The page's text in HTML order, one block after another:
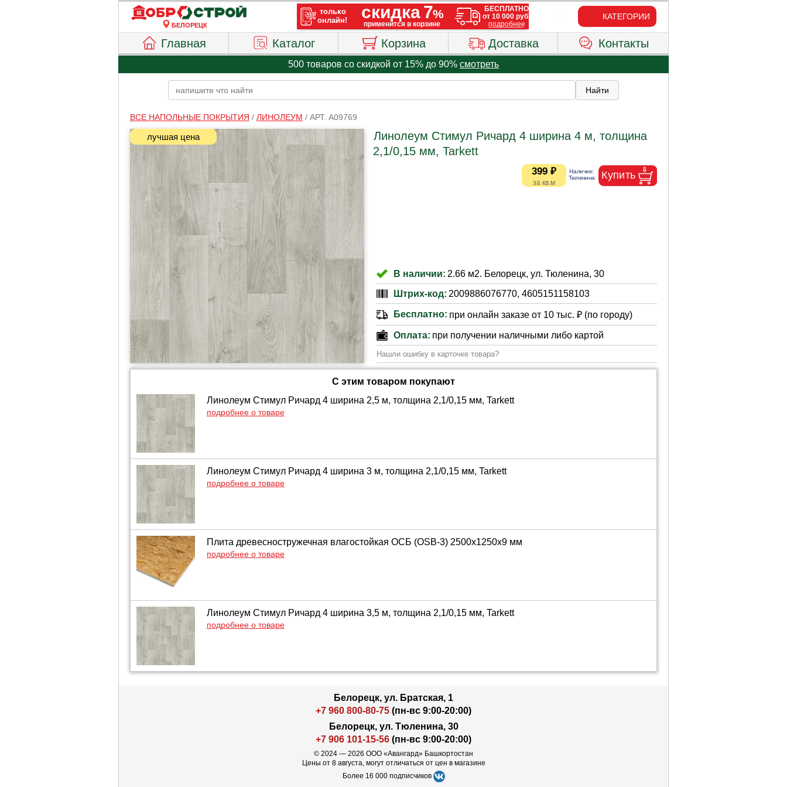
БЕЛОРЕЦК
КАТЕГОРИИ
Главная Каталог Корзина Доставка Контакты
500 товаров со скидкой от 15% до 90% смотреть
ВСЕ НАПОЛЬНЫЕ ПОКРЫТИЯ / ЛИНОЛЕУМ / АРТ. A09769
Линолеум Стимул Ричард 4 ширина 4 м, толщина
2,1/0,15 мм, Tarkett
399 ₽
В наличии: 2.66 м2. Белорецк, ул. Тюленина, 30
Штрих-код: 2009886076770, 4605151158103
Бесплатно: при онлайн заказе от 10 тыс. ₽ (по городу)
Оплата: при получении наличными либо картой
Нашли ошибку в карточке товара?
С этим товаром покупают
Линолеум Стимул Ричард 4 ширина 2,5 м, толщина 2,1/0,15 мм, Tarkett
подробнее о товаре
Линолеум Стимул Ричард 4 ширина 3 м, толщина 2,1/0,15 мм, Tarkett
подробнее о товаре
Плита древесностружечная влагостойкая ОСБ (OSB-3) 2500х1250х9 мм
подробнее о товаре
Линолеум Стимул Ричард 4 ширина 3,5 м, толщина 2,1/0,15 мм, Tarkett
подробнее о товаре
Белорецк, ул. Братская, 1
+7 960 800-80-75 (пн-вс 9:00-20:00)
Белорецк, ул. Тюленина, 30
+7 906 101-15-56 (пн-вс 9:00-20:00)
© 2024 — 2026 ООО «Авангард» Башкортостан
Цены от 8 августа, могут отличаться от цен в магазине
Более 16 000 подписчиков